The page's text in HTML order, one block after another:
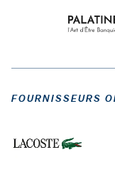
FOURNISSEURS